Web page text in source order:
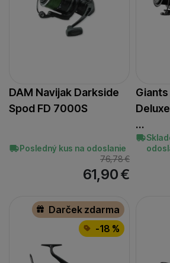
DAM Navijak Darkside
Spod FD 7000S
Posledný kus na odoslanie
76,78€
61,90€
…
Darček zdarma
-18 %